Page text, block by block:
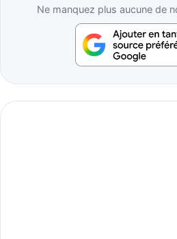
Ne manquez plus aucune de